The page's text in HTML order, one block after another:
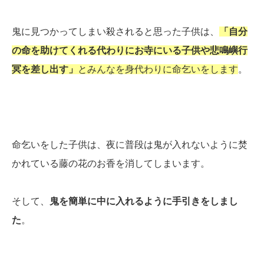
鬼に見つかってしまい殺されると思った子供は、
「自分
の命を助けてくれる代わりにお寺にいる子供や悲鳴嶼行
冥を差し出す」
とみんなを身代わりに命乞いをします。
命乞いをした子供は、夜に普段は鬼が入れないように焚
かれている藤の花のお香を消してしまいます。
そして、
鬼を簡単に中に入れるように手引きをしまし
た。